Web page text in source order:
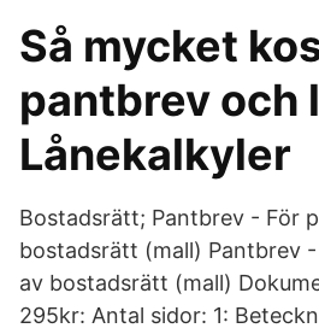
Så mycket
pantbrev och
Lånekalkyler
Bostadsrätt; Pantbrev - För
bostadsrätt (mall) Pantbrev
av bostadsrätt (mall)
295kr: Antal sidor: 1: